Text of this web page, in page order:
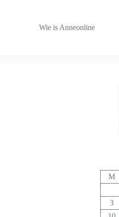
Wie is Anneonline
M
3